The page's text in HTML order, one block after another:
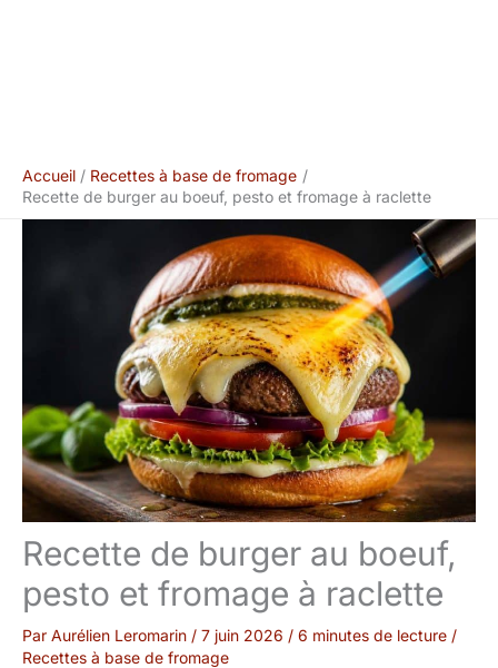
Accueil
Recettes à base de fromage
Recette de burger au boeuf, pesto et fromage à raclette
Recette de burger au boeuf,
pesto et fromage à raclette
Par Aurélien Leromarin / 7 juin 2026 / 6 minutes de lecture /
Recettes à base de fromage